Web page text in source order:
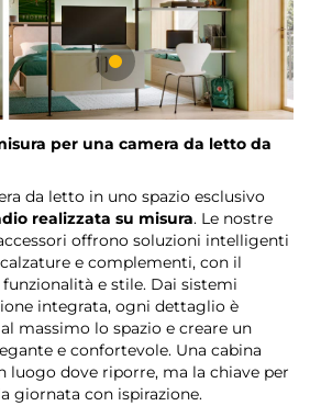
per una camera da letto da
da letto in uno spazio esclusivo
realizzata su misura. Le nostre
offrono soluzioni intelligenti
e complementi, con il
e stile. Dai sistemi
integrata, ogni dettaglio è
massimo lo spazio e creare un
e confortevole. Una cabina
luogo dove riporre, ma la chiave per
giornata con ispirazione.